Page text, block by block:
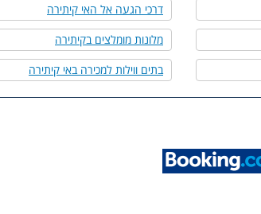
דרכי הגעה אל האי קיתירה
מלונות מומלצים בקיתירה
בתים ווילות למכירה באי קיתירה